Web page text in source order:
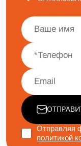
Отправляя
политикой